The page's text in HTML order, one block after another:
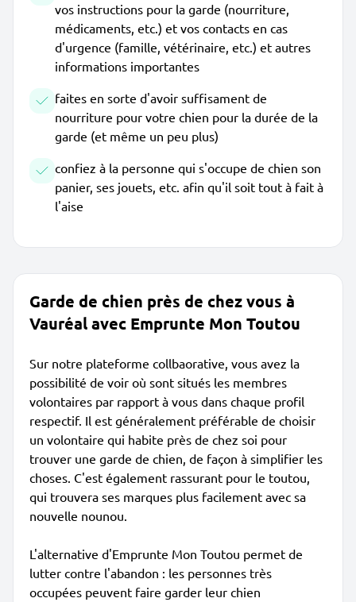
vos instructions pour la garde (nourriture,
médicaments, etc.) et vos contacts en cas
d'urgence (famille, vétérinaire, etc.) et autres
informations importantes
faites en sorte d'avoir suffisament de
nourriture pour votre chien pour la durée de la
garde (et même un peu plus)
confiez à la personne qui s'occupe de chien son
panier, ses jouets, etc. afin qu'il soit tout à fait à
l'aise
Garde de chien près de chez vous à
Vauréal avec Emprunte Mon Toutou
Sur notre plateforme collbaorative, vous avez la
possibilité de voir où sont situés les membres
volontaires par rapport à vous dans chaque profil
respectif. Il est généralement préférable de choisir
un volontaire qui habite près de chez soi pour
trouver une garde de chien, de façon à simplifier les
choses. C'est également rassurant pour le toutou,
qui trouvera ses marques plus facilement avec sa
nouvelle nounou.
L'alternative d'Emprunte Mon Toutou permet de
lutter contre l'abandon : les personnes très
occupées peuvent faire garder leur chien